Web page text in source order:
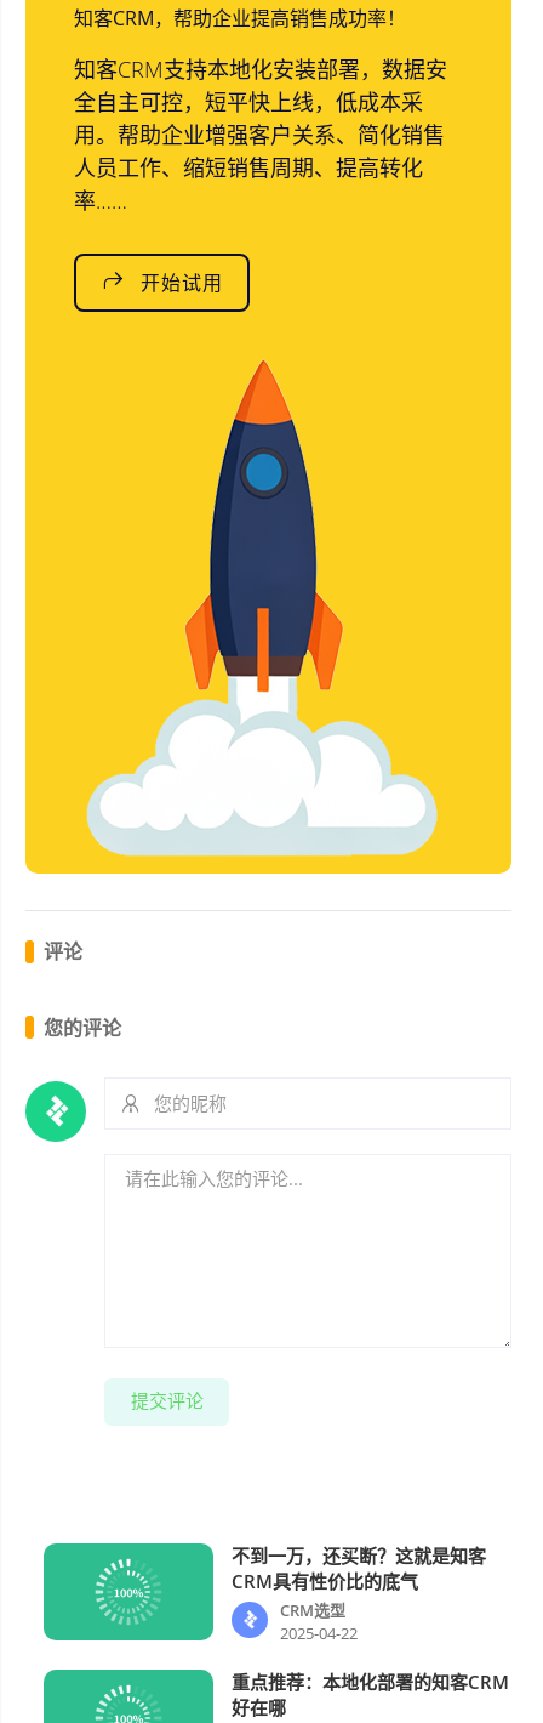
知客CRM，帮助企业提高销售成功率！
知客CRM支持本地化安装部署，数据安
全自主可控，短平快上线，低成本采
用。帮助企业增强客户关系、简化销售
人员工作、缩短销售周期、提高转化
率……
开始试用
评论
您的评论
提交评论
不到一万，还买断？这就是知客
CRM具有性价比的底气
CRM选型
2025-04-22
重点推荐：本地化部署的知客CRM
好在哪